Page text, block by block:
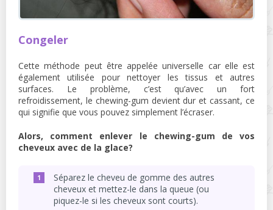
Congeler
Cette méthode peut être appelée universelle car elle est
également utilisée pour nettoyer les tissus et autres
surfaces. Le problème, c’est qu’avec un fort
refroidissement, le chewing-gum devient dur et cassant, ce
qui signifie que vous pouvez simplement l’écraser.
Alors, comment enlever le chewing-gum de vos
cheveux avec de la glace?
Séparez le cheveu de gomme des autres
cheveux et mettez-le dans la queue (ou
piquez-le si les cheveux sont courts).